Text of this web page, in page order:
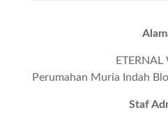
Perumahan Muria Indah
Staf